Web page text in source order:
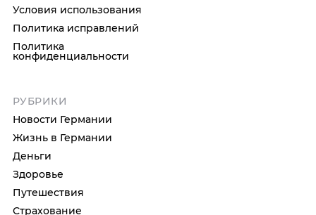
Условия использования
Политика исправлений
Политика
конфиденциальности
РУБРИКИ
Новости Германии
Жизнь в Германии
Деньги
Здоровье
Путешествия
Страхование